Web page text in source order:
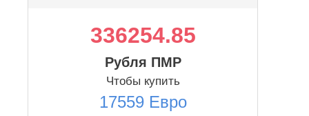
336254.85
Рубля ПМР
Чтобы купить
17559 Евро